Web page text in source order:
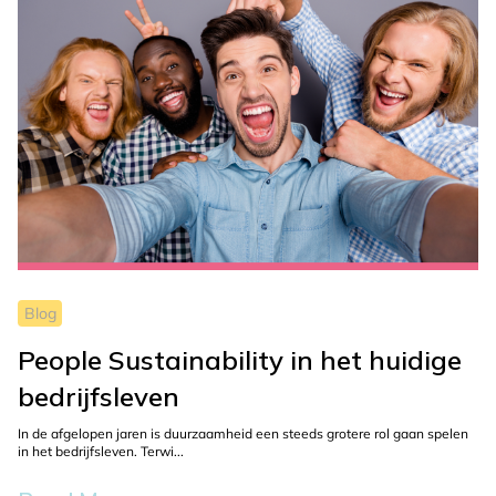
display
more
information
about
the
selected
blog.
Blog
People Sustainability in het huidige
bedrijfsleven
In de afgelopen jaren is duurzaamheid een steeds grotere rol gaan spelen
in het bedrijfsleven. Terwi...